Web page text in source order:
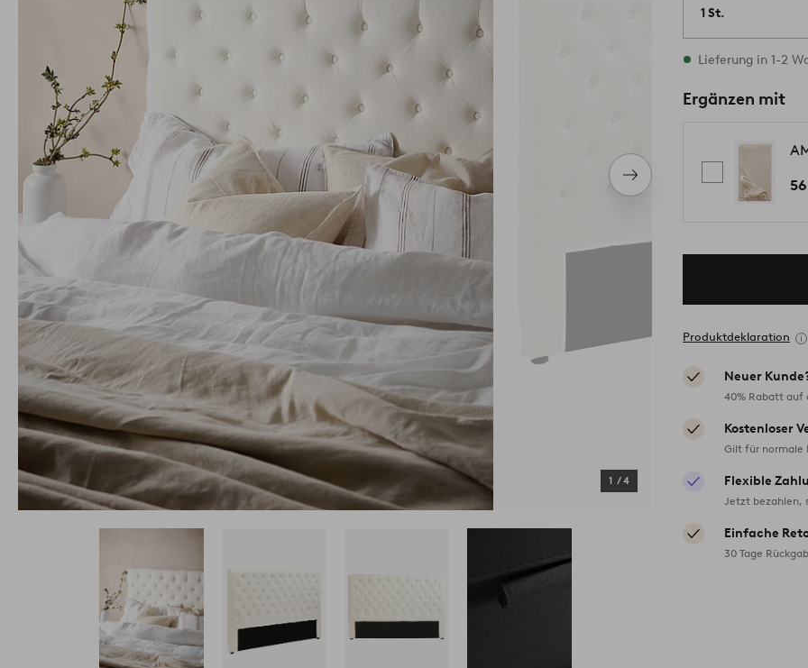
Nächstes
Produkt
1 /4
1 St.
Vorrätig
Lieferung in 1-2
Ergänzen mit
Produktdeklaration
Neuer
40% Rabatt auf
Kostenloser
Gilt für normale
Flexible
Jetzt bezahlen,
Einfache
30 Tage